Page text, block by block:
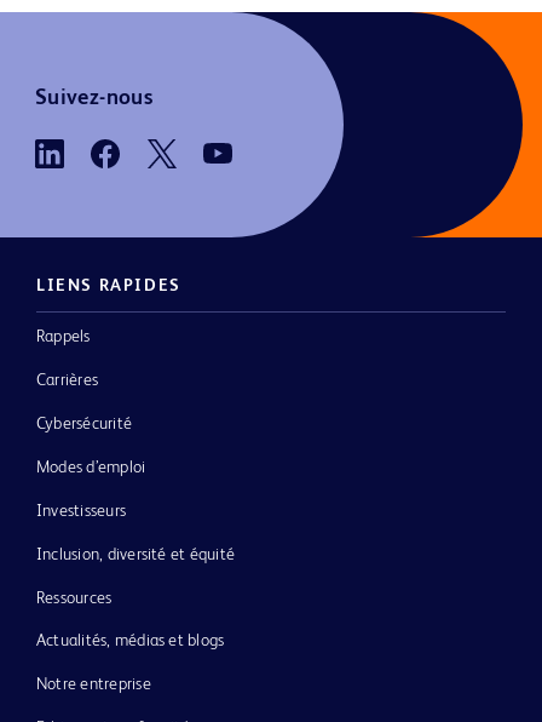
Suivez-nous
LIENS RAPIDES
Rappels
Carrières
Cybersécurité
Modes d’emploi
Investisseurs
Inclusion, diversité et équité
Ressources
Actualités, médias et blogs
Notre entreprise